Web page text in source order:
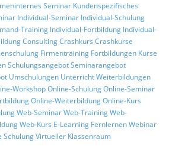
Seminar Kundenspezifisches
Individual-Seminar Individual-Schulung
Training Individual-Fortbildung Individual-
ConsultingCrashkurs Crashkurse
Firmentraining Fortbildungen Kurse
SchulungsangebotSeminarangebot
Umschulungen UnterrichtWeiterbildungen
WorkshopOnline-SchulungOnline-Seminar
Online-WeiterbildungOnline-Kurs
Web-SeminarWeb-TrainingWeb-
Web-Kurs E-Learning FernlernenWebinar
SchulungVirtueller Klassenraum